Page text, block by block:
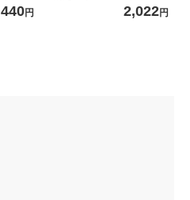
S 乾くと色が消える PT-T
440円
X13 1パック
2,022円